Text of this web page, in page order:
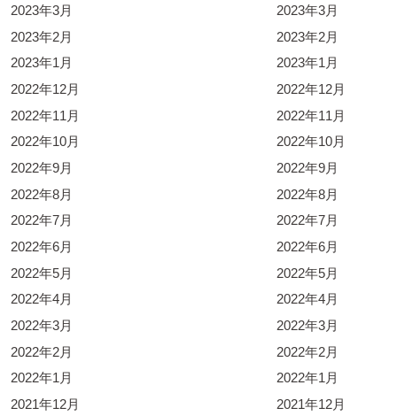
2023年3月
2023年2月
2023年1月
2022年12月
2022年11月
2022年10月
2022年9月
2022年8月
2022年7月
2022年6月
2022年5月
2022年4月
2022年3月
2022年2月
2022年1月
2021年12月
2023年3月
2023年2月
2023年1月
2022年12月
2022年11月
2022年10月
2022年9月
2022年8月
2022年7月
2022年6月
2022年5月
2022年4月
2022年3月
2022年2月
2022年1月
2021年12月